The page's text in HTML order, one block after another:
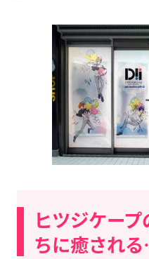
ヒツジケー
ちに癒され